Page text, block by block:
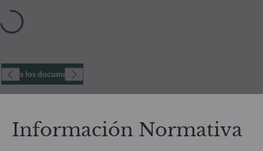
Todos los documentos
Información Normativa